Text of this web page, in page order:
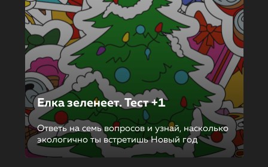
Елка зеленеет. Тест +1
Ответь на семь вопросов и узнай, насколько
экологично ты встретишь Новый год